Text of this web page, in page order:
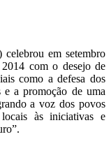
celebrou em setembro
com o desejo de
como a defesa dos
e a promoção de uma
a voz dos povos
às iniciativas e